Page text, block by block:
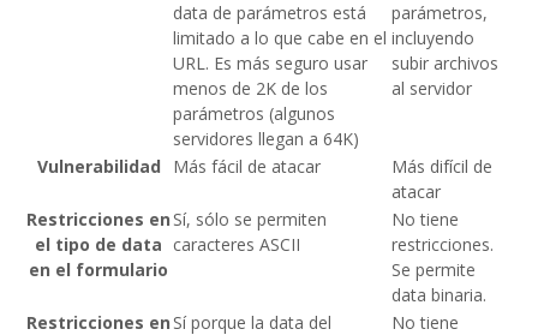
data de parámetros está
limitado a lo que cabe en el
URL. Es más seguro usar
menos de 2K de los
parámetros (algunos
servidores llegan a 64K)
parámetros,
incluyendo
subir archivos
al servidor
Vulnerabilidad Más fácil de atacar
Más difícil de
atacar
Restricciones en
el tipo de data
en el formulario
Sí, sólo se permiten
caracteres ASCII
No tiene
restricciones.
Se permite
data binaria.
Restricciones en Sí porque la data del
No tiene